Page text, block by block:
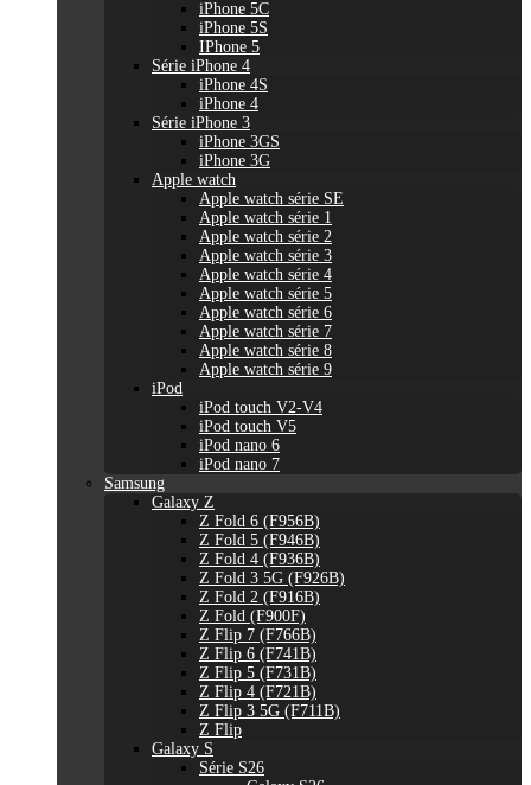
iPhone 5C
iPhone 5S
IPhone 5
Série iPhone 4
iPhone 4S
iPhone 4
Série iPhone 3
iPhone 3GS
iPhone 3G
Apple watch
Apple watch série SE
Apple watch série 1
Apple watch série 2
Apple watch série 3
Apple watch série 4
Apple watch série 5
Apple watch série 6
Apple watch série 7
Apple watch série 8
Apple watch série 9
iPod
iPod touch V2-V4
iPod touch V5
iPod nano 6
iPod nano 7
Samsung
Galaxy Z
Z Fold 6 (F956B)
Z Fold 5 (F946B)
Z Fold 4 (F936B)
Z Fold 3 5G (F926B)
Z Fold 2 (F916B)
Z Fold (F900F)
Z Flip 7 (F766B)
Z Flip 6 (F741B)
Z Flip 5 (F731B)
Z Flip 4 (F721B)
Z Flip 3 5G (F711B)
Z Flip
Galaxy S
Série S26